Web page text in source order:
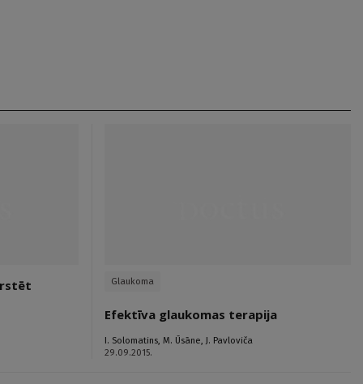
Glaukoma
Efektīva glaukomas terapija
I. Solomatins, M. Ūsāne, J. Pavloviča
29.09.2015.